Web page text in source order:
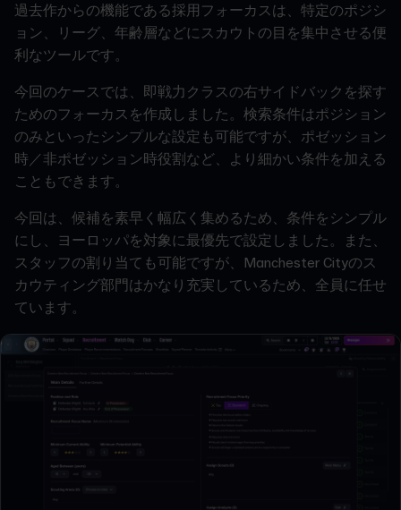
過去作からの機能である採用フォーカスは、特定のポジシ
ョン、リーグ、年齢層などにスカウトの目を集中させる便
利なツールです。
今回のケースでは、即戦力クラスの右サイドバックを探す
ためのフォーカスを作成しました。検索条件はポジション
のみといったシンプルな設定も可能ですが、ポゼッション
時／非ポゼッション時役割など、より細かい条件を加える
こともできます。
今回は、候補を素早く幅広く集めるため、条件をシンプル
にし、ヨーロッパを対象に最優先で設定しました。また、
スタッフの割り当ても可能ですが、Manchester Cityのス
カウティング部門はかなり充実しているため、全員に任せ
ています。